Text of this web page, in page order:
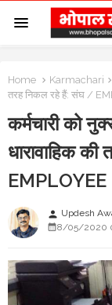
Home Karmachari
तरह निकल रहे हैं: संघ /
कर्मचारी को
धारावाहिक
person Updesh
8/05/2020